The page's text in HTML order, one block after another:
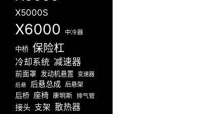
X5000S
X6000 中冷器
中桥 保险杠
冷却系统 减速器
前面罩 发动机悬置 变速器
后悬 后悬总成 后悬架
后桥 座椅 康明斯 排气管
接头 支架 散热器